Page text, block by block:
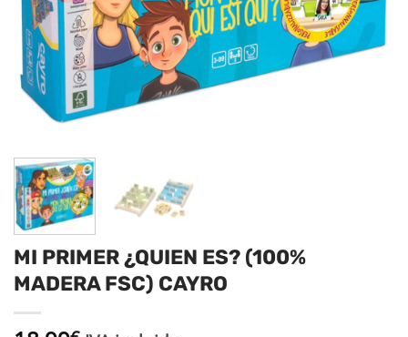
MI PRIMER ¿QUIEN ES? (100%
MADERA FSC) CAYRO